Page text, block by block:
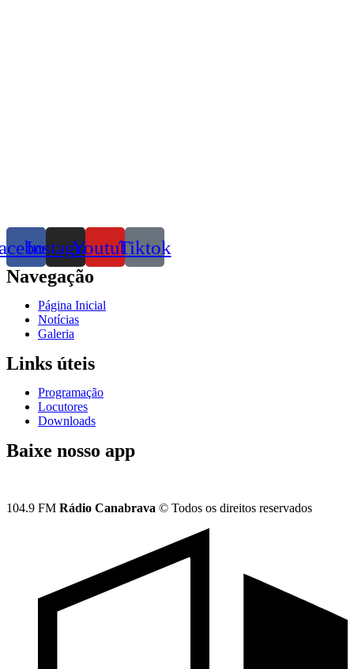
InstagramYoutubeTiktok
Navegação
Página Inicial
Notícias
Galeria
Links úteis
Programação
Locutores
Downloads
Baixe nosso app
104.9 FM Rádio Canabrava © Todos os direitos reservados